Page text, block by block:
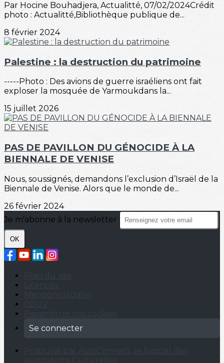
Par Hocine Bouhadjera, Actualitté, 07/02/2024Crédit
photo : Actualitté,Bibliothèque publique de...
8 février 2024
Palestine : la destruction du patrimoine
-----Photo : Des avions de guerre israéliens ont fait
exploser la mosquée de Yarmoukdans la...
15 juillet 2026
PAS DE PAVILLON DU GÉNOCIDE À LA
BIENNALE DE VENISE
Nous, soussignés, demandons l’exclusion d’Israël de la
Biennale de Venise. Alors que le monde de...
26 février 2024
Je m'abonne à la newsletter
OK
Se connecter